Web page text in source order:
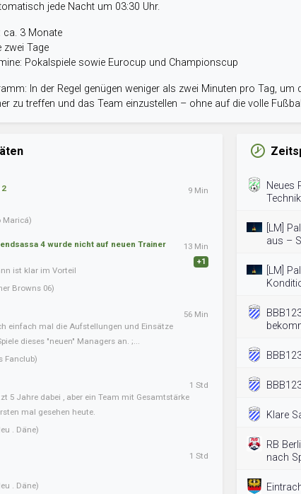
jede Nacht um 03:30 Uhr.
ca. 3 Monate
zwei Tage
Pokalspiele sowie Eurocup und Championscup
In der Regel genügen weniger als zwei Minuten pro Tag,
zu treffen und das Team einzustellen – ohne auf die volle
2
Maricá)
9 Min
4 wurde nicht auf neuen Trainer
ist klar im Vorteil
Browns 06)
13 Min
+1
einfach mal die Aufstellungen und Einsätze
dieses "neuen" Managers an. ;...
Fanclub)
56 Min
5 Jahre dabei , aber ein Team mit Gesamtstärke
mal gesehen heute.
. Däne)
1 Std
. Däne)
1 Std
Neues
[LM]
aus –
[LM]
Klare
RB
nach